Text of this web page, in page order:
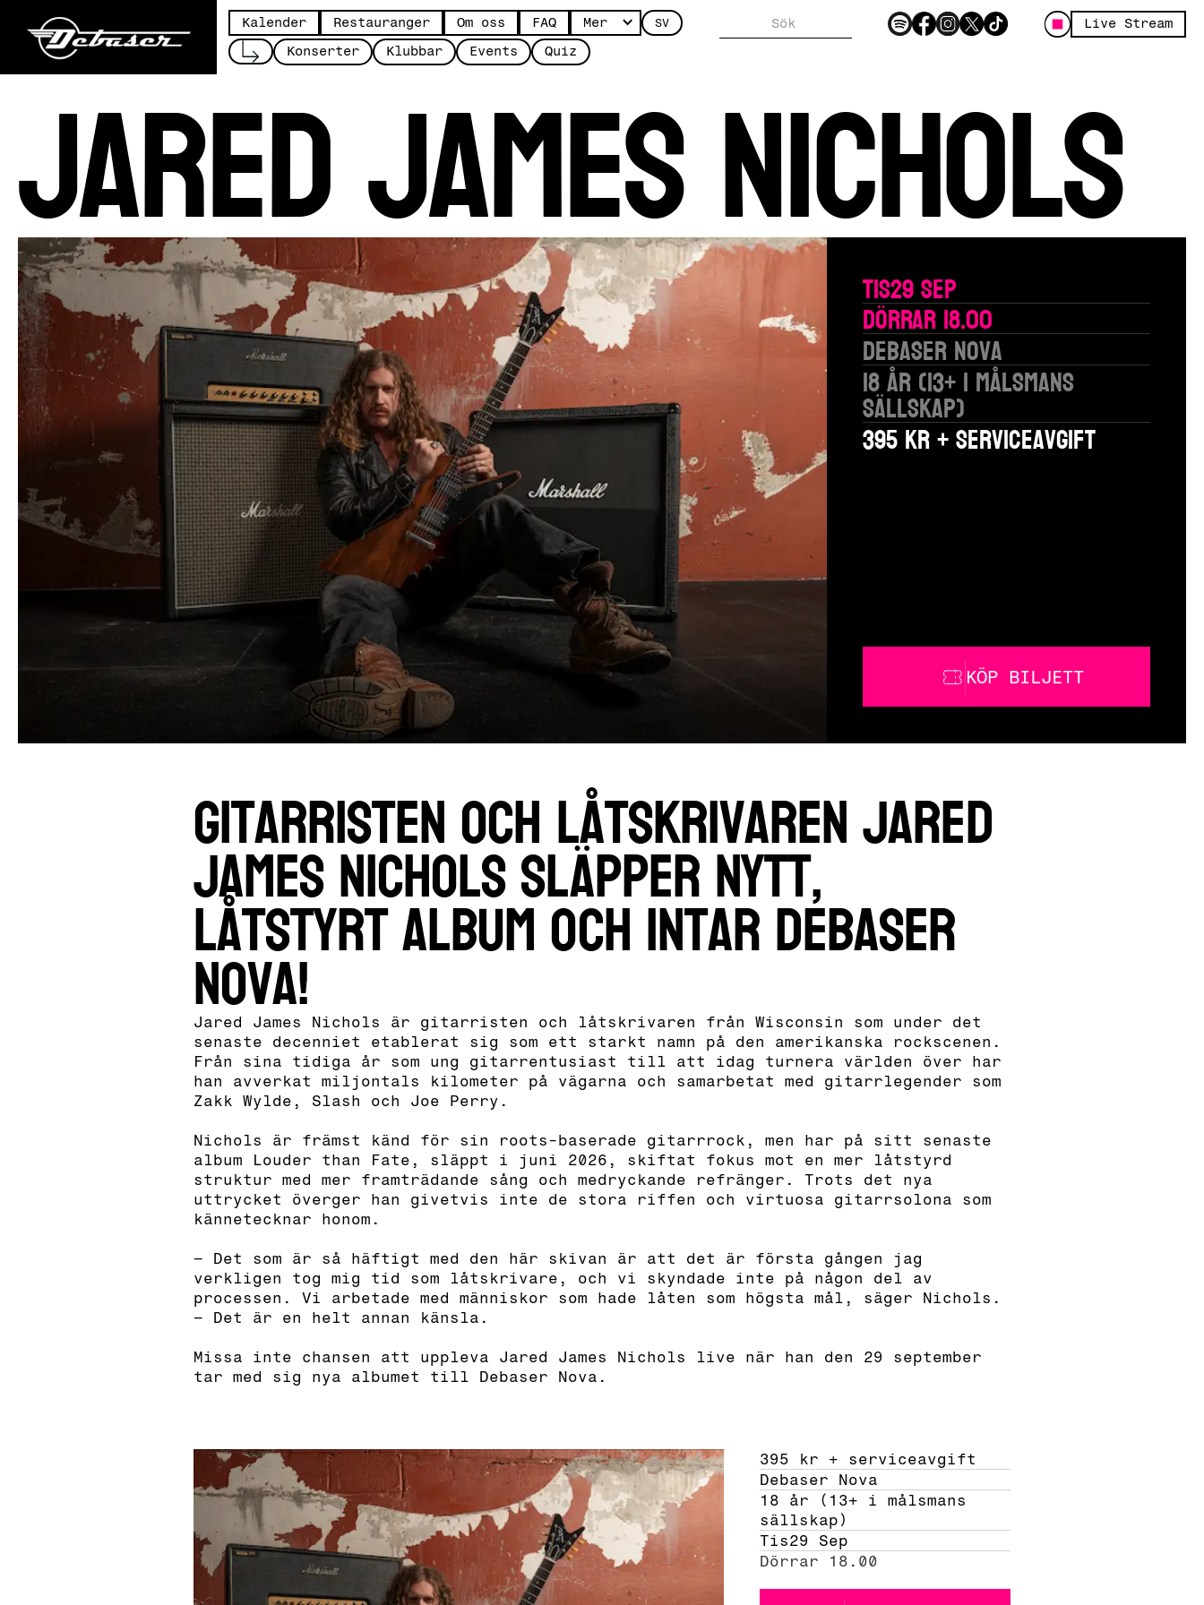
Kalender Restauranger Om oss FAQ Mer SV
Live Stream
Konserter
Klubbar Events Quiz
Jared James Nichols
Tis29 Sep
Dörrar 18.00
Debaser Nova
18 år (13+ i målsmans
sällskap)
395 kr + serviceavgift
KÖP BILJETT
Gitarristen och låtskrivaren Jared
James Nichols släpper nytt,
låtstyrt album och intar Debaser
Nova!
Jared James Nichols är gitarristen och låtskrivaren från Wisconsin som under det
senaste decenniet etablerat sig som ett starkt namn på den amerikanska rockscenen.
Från sina tidiga år som ung gitarrentusiast till att idag turnera världen över har
han avverkat miljontals kilometer på vägarna och samarbetat med gitarrlegender som
Zakk Wylde, Slash och Joe Perry.
Nichols är främst känd för sin roots-baserade gitarrrock, men har på sitt senaste
album Louder than Fate, släppt i juni 2026, skiftat fokus mot en mer låtstyrd
struktur med mer framträdande sång och medryckande refränger. Trots det nya
uttrycket överger han givetvis inte de stora riffen och virtuosa gitarrsolona som
kännetecknar honom.
– Det som är så häftigt med den här skivan är att det är första gången jag
verkligen tog mig tid som låtskrivare, och vi skyndade inte på någon del av
processen. Vi arbetade med människor som hade låten som högsta mål, säger Nichols.
– Det är en helt annan känsla.
Missa inte chansen att uppleva Jared James Nichols live när han den 29 september
tar med sig nya albumet till Debaser Nova.
395 kr + serviceavgift
Debaser Nova
18 år (13+ i målsmans
sällskap)
Tis29 Sep
Dörrar 18.00